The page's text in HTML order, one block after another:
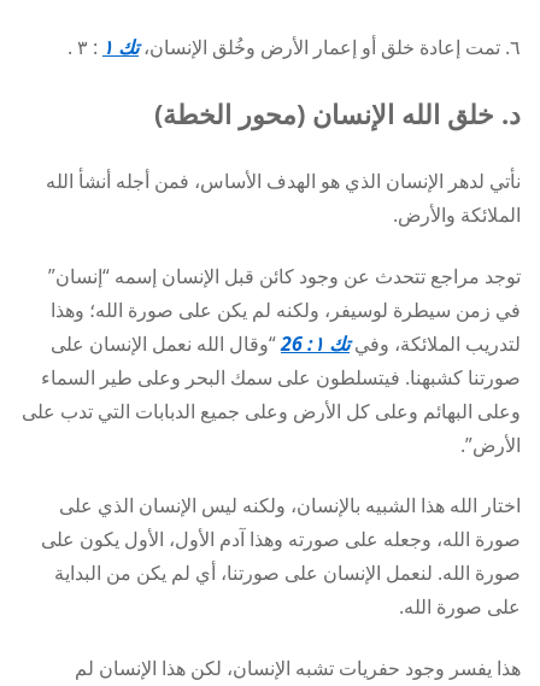
٦. تمت إعادة خلق أو إعمار الأرض وخُلق الإنسان، تك ١ : ٣ .
د. خلق الله الإنسان (محور الخطة)
نأتي لدهر الإنسان الذي هو الهدف الأساس، فمن أجله أنشأ الله
الملائكة والأرض.
توجد مراجع تتحدث عن وجود كائن قبل الإنسان إسمه “إنسان”
في زمن سيطرة لوسيفر، ولكنه لم يكن على صورة الله؛ وهذا
لتدريب الملائكة، وفيتك ١: 26
“وقال الله نعمل الإنسان على
صورتنا كشبهنا. فيتسلطون على سمك البحر وعلى طير السماء
وعلى البهائم وعلى كل الأرض وعلى جميع الدبابات التي تدب على
الأرض”.
اختار الله هذا الشبيه بالإنسان، ولكنه ليس الإنسان الذي على
صورة الله، وجعله على صورته وهذا آدم الأول، الأول يكون على
صورة الله. لنعمل الإنسان على صورتنا، أي لم يكن من البداية
على صورة الله.
هذا يفسر وجود حفريات تشبه الإنسان، لكن هذا الإنسان لم